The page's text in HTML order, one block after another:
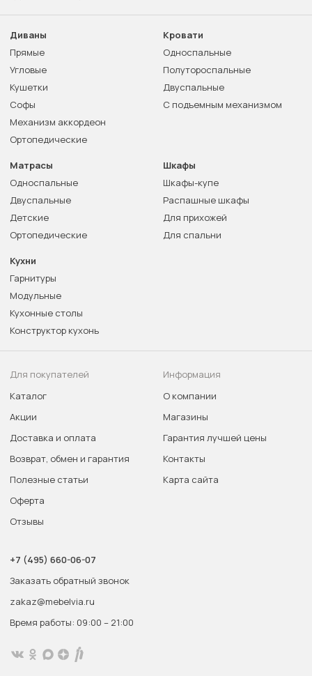
Диваны
Прямые
Угловые
Кушетки
Софы
Механизм аккордеон
Ортопедические
Кровати
Односпальные
Полутороспальные
Двуспальные
С подъемным механизмом
Матрасы
Односпальные
Двуспальные
Детские
Ортопедические
Шкафы
Шкафы-купе
Распашные шкафы
Для прихожей
Для спальни
Кухни
Гарнитуры
Модульные
Кухонные столы
Конструктор кухонь
Для покупателей
Каталог
Акции
Доставка и оплата
Возврат, обмен и гарантия
Полезные статьи
Оферта
Отзывы
Информация
О компании
Магазины
Гарантия лучшей цены
Контакты
Карта сайта
+7 (495) 660-06-07
Заказать обратный звонок
zakaz@mebelvia.ru
Время работы: 09:00 – 21:00